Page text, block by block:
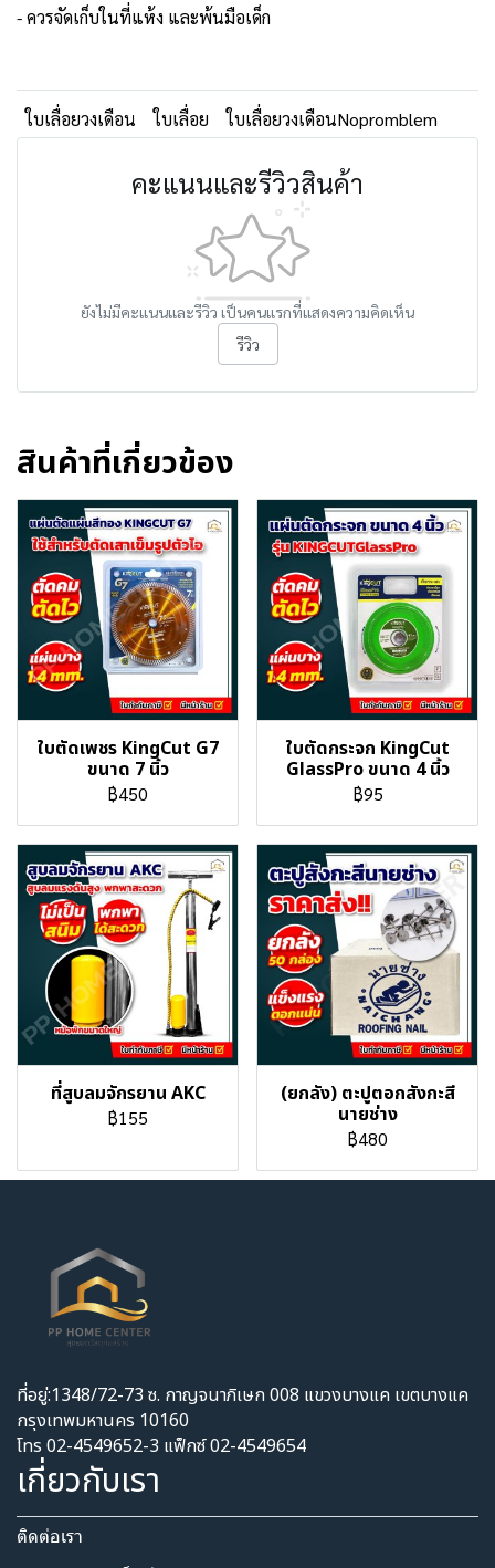
- ควรจัดเก็บในที่แห้ง และพ้นมือเด็ก
ใบเลื่อยวงเดือน ใบเลื่อย ใบเลื่อยวงเดือนNopromblem
คะแนนและรีวิวสินค้า
ยังไม่มีคะแนนและรีวิว เป็นคนแรกที่แสดงความคิดเห็น
รีวิว
สินค้าที่เกี่ยวข้อง
ใบตัดเพชร KingCut G7
ขนาด 7 นิ้ว
฿450
ใบตัดกระจก KingCut
GlassPro ขนาด 4 นิ้ว
฿95
ที่สูบลมจักรยาน AKC
฿155
(ยกลัง) ตะปูตอกสังกะสี
นายช่าง
฿480
ที่อยู่:1348/72-73 ซ. กาญจนาภิเษก 008 แขวงบางแค เขตบางแค
กรุงเทพมหานคร 10160
โทร 02-4549652-3 แฟ็กซ์ 02-4549654
เกี่ยวกับเรา
ติดต่อเรา